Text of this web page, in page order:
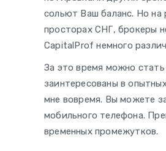
сольют Ваш баланс. Но на
просторах СНГ, брокеры
CapitalProf немного
За это время можно
заинтересованы в
мне вовремя. Вы можете
мобильного телефона.
временных промежутков.